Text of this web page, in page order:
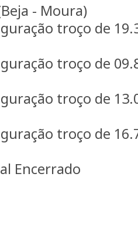
- Moura)
troço de
troço de
troço de
troço de
Encerrado